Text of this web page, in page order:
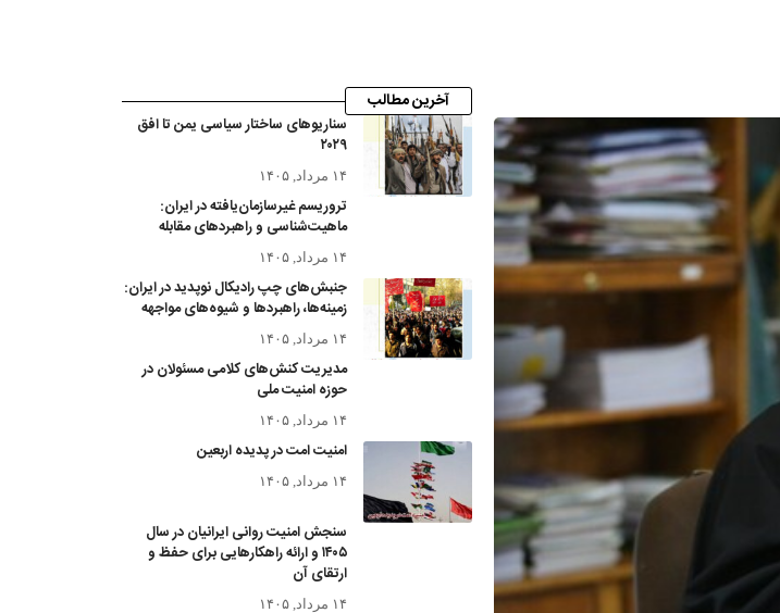
آخرین مطالب
سناریوهای ساختار سیاسی یمن تا افق
۲۰۲۹
۱۴ مرداد, ۱۴۰۵
تروریسم غیرسازمان‌یافته در ایران:
ماهیت‌شناسی و راهبردهای مقابله
۱۴ مرداد, ۱۴۰۵
جنبش‌های چپ رادیکال نوپدید در ایران:
زمینه‌ها، راهبردها و شیوه‌های مواجهه
۱۴ مرداد, ۱۴۰۵
مدیریت کنش‌های کلامی مسئولان در
حوزه امنیت ملی
۱۴ مرداد, ۱۴۰۵
امنیت امت در پدیده اربعین
۱۴ مرداد, ۱۴۰۵
سنجش امنیت روانی ایرانیان در سال
۱۴۰۵ و ارائه راهکارهایی برای حفظ و
ارتقای آن
۱۴ مرداد, ۱۴۰۵